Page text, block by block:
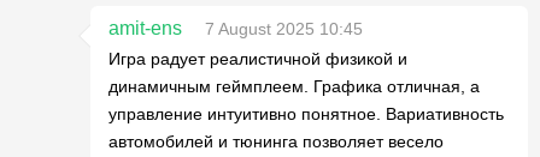
amit-ens
7 August 2025 10:45
Игра радует реалистичной физикой и
динамичным геймплеем. Графика отличная, а
управление интуитивно понятное. Вариативность
автомобилей и тюнинга позволяет весело